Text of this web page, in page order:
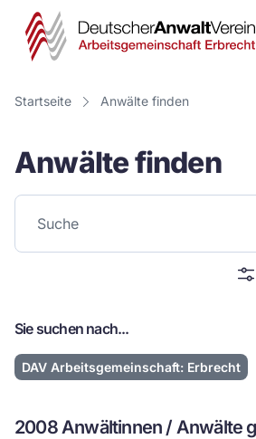
Startseite Anwälte finden
Anwälte finden
Sie suchen nach...
DAV Arbeitsgemeinschaft: Erbrecht
2008 Anwältinnen / Anwälte